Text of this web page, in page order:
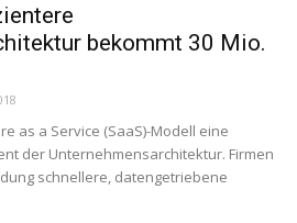
bekommt 30 Mio.
as a Service (SaaS)-Modell eine
der Unternehmensarchitektur. Firmen
schnellere, datengetriebene